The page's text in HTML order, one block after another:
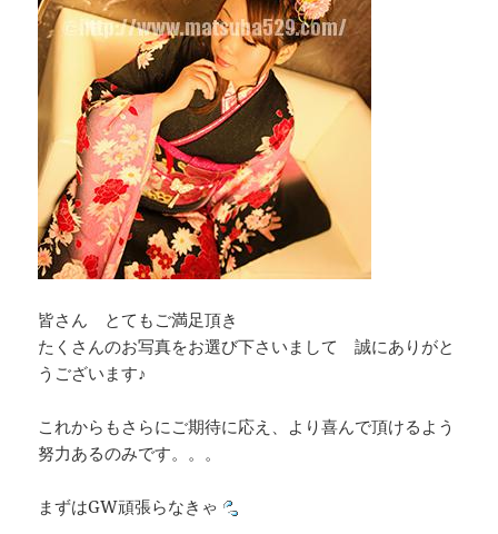
皆さん とてもご満足頂き
たくさんのお写真をお選び下さいまして 誠にありがと
うございます♪
これからもさらにご期待に応え、より喜んで頂けるよう
努力あるのみです。。。
まずはGW頑張らなきゃ